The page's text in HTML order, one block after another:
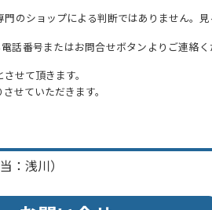
のショップによる判断ではありません。見
話番号またはお問合せボタンよりご連絡く
せて頂きます。
せていただきます。
当：浅川）